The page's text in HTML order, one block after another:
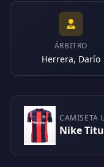
ÁRBITRO
Herrera, Darío
CAMISETA
Nike